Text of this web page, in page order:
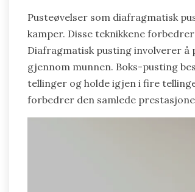
Pusteøvelser som diafragmatisk
kamper. Disse teknikkene
Diafragmatisk pusting involverer å
gjennom munnen. Boks-pusting
tellinger og holde igjen i fire
forbedrer den samlede